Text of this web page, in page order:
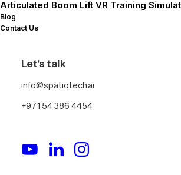
Articulated Boom Lift VR Training
Blog
Contact Us
Let's talk
info@spatiotech.ai
+971 54 386 4454
إلى موقع العمل.
بإجراءات التشغيل القياسية الخاصة